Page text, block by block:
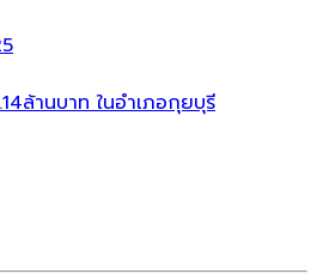
ล้านบาท ในอำเภอกุยบุรี